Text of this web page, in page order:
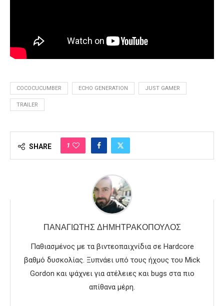
COCOCUCUMBER ECHO GENERATION JUST GAMER
TRAILER
SHARE 1
ΠΑΝΑΓΙΏΤΗΣ ΔΗΜΗΤΡΑΚΌΠΟΥΛΟΣ
Παθιασμένος με τα βιντεοπαιχνίδια σε Hardcore
βαθμό δυσκολίας. Ξυπνάει υπό τους ήχους του Mick
Gordon και ψάχνει για ατέλειες και bugs στα πιο
απίθανα μέρη.